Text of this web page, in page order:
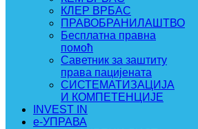
КЛЕР ВРБАС
ПРАВОБРАНИЛАШТВО
Бесплатна правна
помоћ
Саветник за заштиту
права пацијената
СИСТЕМАТИЗАЦИЈА
И КОМПЕТЕНЦИЈЕ
INVEST IN
e-УПРАВА